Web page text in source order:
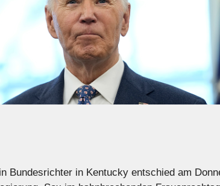
Bundesrichter in Kentucky entschied am